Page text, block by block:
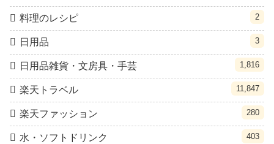
料理のレシピ 2
日用品 3
日用品雑貨・文房具・手芸 1,816
楽天トラベル 11,847
楽天ファッション 280
水・ソフトドリンク 403